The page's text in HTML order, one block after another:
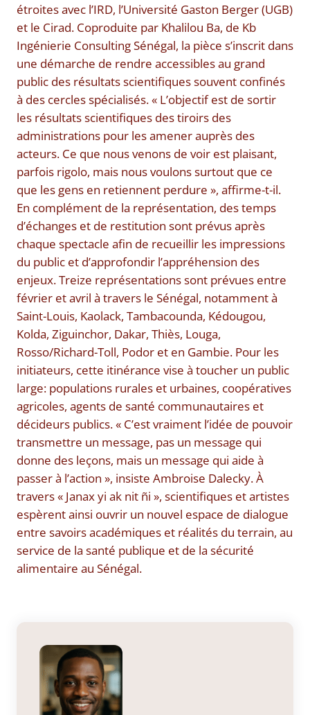
étroites avec l’IRD, l’Université Gaston Berger (UGB)
et le Cirad. Coproduite par Khalilou Ba, de Kb
Ingénierie Consulting Sénégal, la pièce s’inscrit dans
une démarche de rendre accessibles au grand
public des résultats scientifiques souvent confinés
à des cercles spécialisés. « L’objectif est de sortir
les résultats scientifiques des tiroirs des
administrations pour les amener auprès des
acteurs. Ce que nous venons de voir est plaisant,
parfois rigolo, mais nous voulons surtout que ce
que les gens en retiennent perdure », affirme-t-il.
En complément de la représentation, des temps
d’échanges et de restitution sont prévus après
chaque spectacle afin de recueillir les impressions
du public et d’approfondir l’appréhension des
enjeux. Treize représentations sont prévues entre
février et avril à travers le Sénégal, notamment à
Saint-Louis, Kaolack, Tambacounda, Kédougou,
Kolda, Ziguinchor, Dakar, Thiès, Louga,
Rosso/Richard-Toll, Podor et en Gambie. Pour les
initiateurs, cette itinérance vise à toucher un public
large: populations rurales et urbaines, coopératives
agricoles, agents de santé communautaires et
décideurs publics. « C’est vraiment l’idée de pouvoir
transmettre un message, pas un message qui
donne des leçons, mais un message qui aide à
passer à l’action », insiste Ambroise Dalecky. À
travers « Janax yi ak nit ñi », scientifiques et artistes
espèrent ainsi ouvrir un nouvel espace de dialogue
entre savoirs académiques et réalités du terrain, au
service de la santé publique et de la sécurité
alimentaire au Sénégal.